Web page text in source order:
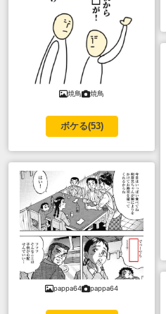
焼鳥 焼鳥
ボケる(53)
pappa64 pappa64